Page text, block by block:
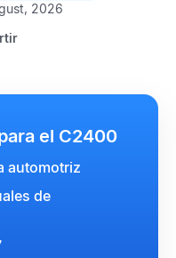
2026
el C2400
automotriz
de